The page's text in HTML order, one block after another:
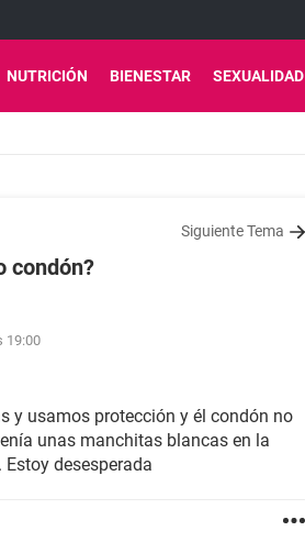
NUTRICIÓN BIENESTAR SEXUALIDAD
Siguiente Tema
condón?
19:00
y usamos protección y él condón no
unas manchitas blancas en la
desesperada